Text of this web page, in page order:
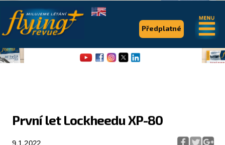
První let Lockheedu XP-80
Předplatné
.